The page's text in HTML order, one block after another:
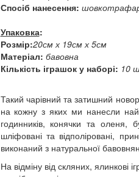
Спосіб нанесення:
Упаковка:
Розмір:20см х 19см х 5см
Матеріал: бавовна
Кількість іграшок у наборі: 10
Такий чарівний та затишний
на кожну з яких ми нанесли
годинників, конячки та оленя,
шліфовані та відполіровані,
виконаний з натуральної
На відміну від скляних, ялинкові